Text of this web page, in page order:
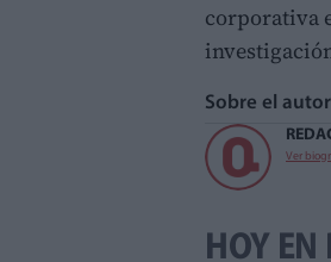
corporativa
Sobre el autor
Ver
HOY EN